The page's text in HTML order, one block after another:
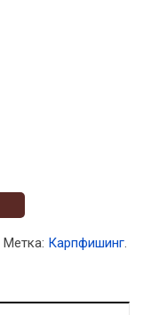
Метка: Карпфишинг.